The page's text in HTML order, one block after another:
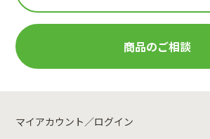
商品のご相談
マイアカウント／ログイン